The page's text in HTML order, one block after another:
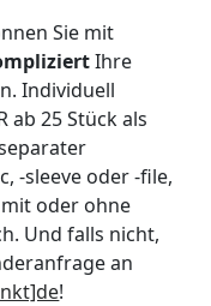
Sie mit
Ihre
Individuell
ab 25 Stück als
-sleeve oder -file,
mit oder ohne
Und falls nicht,
an
!